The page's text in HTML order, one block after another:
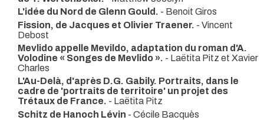
L'idée du Nord de Glenn Gould. - Benoit Giros
Fission, de Jacques et Olivier Traener. - Vincent
Debost
Mevlido appelle Mevildo, adaptation du roman d'A.
Volodine « Songes de Mevlido ». - Laëtita Pitz et Xavier
Charles
L'Au-Delà, d'après D.G. Gabily. Portraits, dans le
cadre de 'portraits de territoire' un projet des
Trétaux de France. - Laëtita Pitz
Schitz de Hanoch Lévin - Cécile Bacquès